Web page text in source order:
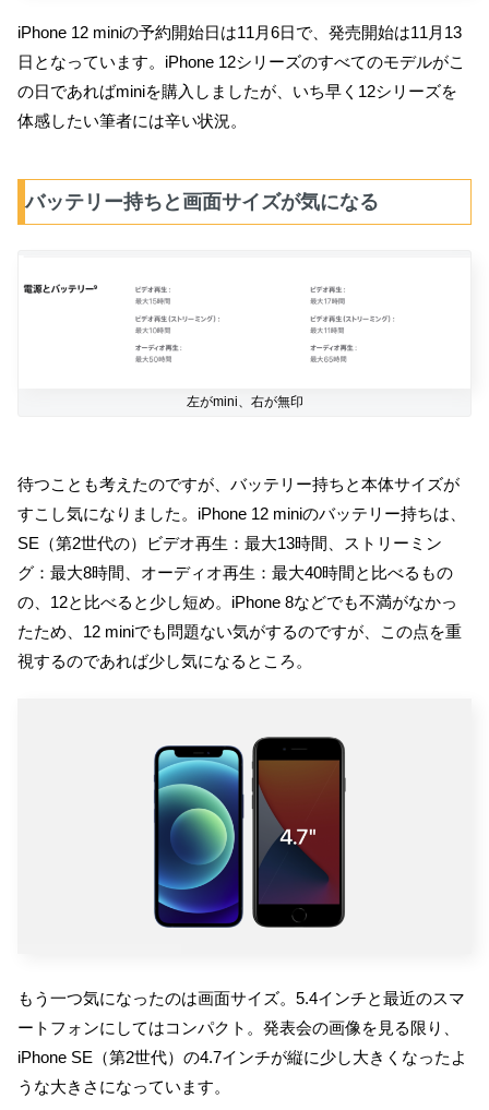
iPhone 12 miniの予約開始日は11月6日で、発売開始は11月13
日となっています。iPhone 12シリーズのすべてのモデルがこ
の日であればminiを購入しましたが、いち早く12シリーズを
体感したい筆者には辛い状況。
バッテリー持ちと画面サイズが気になる
左がmini、右が無印
待つことも考えたのですが、バッテリー持ちと本体サイズが
すこし気になりました。iPhone 12 miniのバッテリー持ちは、
SE（第2世代の）ビデオ再生：最大13時間、ストリーミン
グ：最大8時間、オーディオ再生：最大40時間と比べるもの
の、12と比べると少し短め。iPhone 8などでも不満がなかっ
たため、12 miniでも問題ない気がするのですが、この点を重
視するのであれば少し気になるところ。
もう一つ気になったのは画面サイズ。5.4インチと最近のスマ
ートフォンにしてはコンパクト。発表会の画像を見る限り、
iPhone SE（第2世代）の4.7インチが縦に少し大きくなったよ
うな大きさになっています。